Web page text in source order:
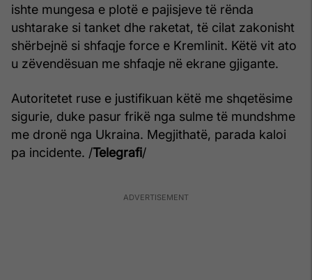
ishte mungesa e plotë e pajisjeve të rënda
ushtarake si tanket dhe raketat, të cilat zakonisht
shërbejnë si shfaqje force e Kremlinit. Këtë vit ato
u zëvendësuan me shfaqje në ekrane gjigante.
Autoritetet ruse e justifikuan këtë me shqetësime
sigurie, duke pasur frikë nga sulme të mundshme
me dronë nga Ukraina. Megjithatë, parada kaloi
pa incidente. /Telegrafi/